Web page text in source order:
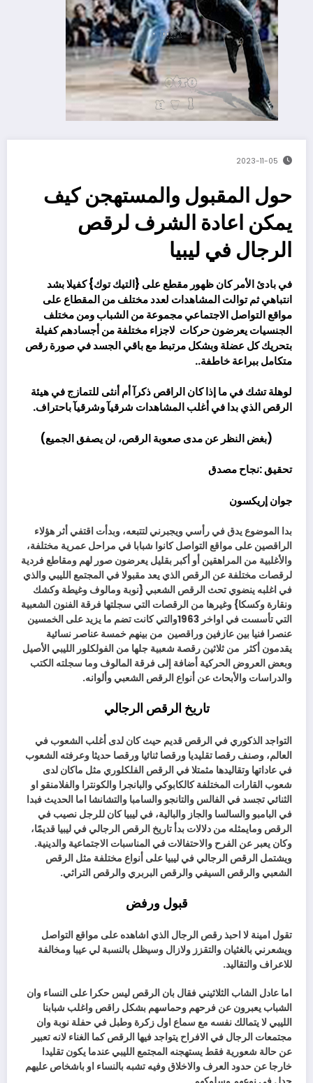
2023-11-05
حول المقبول والمستهجن كيف
يمكن اعادة الشرف لرقص
الرجال في ليبيا
في بادئ الأمر كان ظهور مقطع على {التيك توك} كفيلا بشد
انتباهي ثم توالت المشاهدات لعدد مختلف من المقطاع على
مواقع التواصل الاجتماعي مجموعة من الشباب ومن مختلف
الجنسيات يعرضون حركات لاجزاء مختلفة من أجسادهم كفيلة
بتحريك كل عضلة وبشكل مرتبط مع باقي الجسد في صورة رقص
متكامل ببراعة خاطفة..
لوهلة تشك في ما إذا كان الراقص ذكرآ أم أنثى للتمازج في هيئة
الرقص الذي بدا في أغلب المشاهدات شرقيآ وشرقيآ باحتراف.
(بغض النظر عن مدى صعوبة الرقص، لن يصفق الجميع)
تحقيق :نجاح مصدق
جوان إريكسون
بدا الموضوع يدق في رأسي ويجبرني لتتبعه، وبدأت اقتفي أثر هؤلاء
الراقصين على مواقع التواصل كانوا شبابا في مراحل عمرية مختلفة،
والأغلبية من المراهقين أو أكبر بقليل يعرضون صور لهم ومقاطع فردية
لرقصات مختلفة عن الرقص الذي يعد مقبولا في المجتمع الليبي والذي
في اغلبه ينضوي تحث الرقص الشعبي {نوبة ومالوف وغيطة وكشك
ونقارة وكسكا} وغيرها من الرقصات التي سجلتها فرقة الفنون الشعبية
التي تأسست في اواخر 1963والتي كانت تضم ما يزيد على الخمسين
عنصرا فنيا بين عازفين وراقصين من بينهم خمسة عناصر نسائية
يقدمون أكثر من ثلاثين رقصة شعبية جلها من الفولكلور الليبي الأصيل
وبعض العروض الحركية أضافة إلى فرقة المالوف وما سجلته الكتب
والدراسات والأبحاث عن أنواع الرقص الشعبي وألوانه.
تاريخ الرقص الرجالي
التواجد الذكوري في الرقص قديم حيث كان لدى أغلب الشعوب في
العالم، وصنف رقصا تقليديا ورقصا ثنائيا ورقصا حديثا وعرفته الشعوب
في عاداتها وتقاليدها مثمتلا في الرقص الفلكلوري مثل ماكان لدى
شعوب القارات المختلفة كالكابوكي والبانجرا والكونترا والفلامنقو او
الثنائي تجسد في الفالس والتانجو والسامبا والتشانشا اما الحديث فبدا
في البامبو والسالسا والجاز والبالية، في ليبيا كان للرجل نصيب في
الرقص ومايمثله من دلالات بدأ تاريخ الرقص الرجالي في ليبيا قديمًا،
وكان يعبر عن الفرح والاحتفالات في المناسبات الاجتماعية والدينية.
ويشتمل الرقص الرجالي في ليبيا على أنواع مختلفة مثل الرقص
الشعبي والرقص السيفي والرقص البربري والرقص التراثي.
قبول ورفض
تقول امينة لا احبذ رقص الرجال الذي اشاهده على مواقع التواصل
ويشعرني بالغثيان والتقزز ولازال وسيظل بالنسبة لي عيبا ومخالفة
للاعراف والتقاليد.
اما عادل الشاب الثلاثيني فقال بان الرقص ليس حكرا على النساء وان
الشباب يعبرون عن فرحهم وحماسهم بشكل راقص واغلب شبابنا
الليبي لا يتمالك نفسه مع سماع اول زكرة وطبل في حفلة نوبة وان
مجتمعات الرجال في الافراح يتواجد فيها الرقص كما الغناء لانه تعبير
عن حالة شعورية فقط يستهجنه المجتمع الليبي عندما يكون تقليدا
خارجا عن حدود العرف والاخلاق وفيه تشبه بالنساء او باشخاص عليهم